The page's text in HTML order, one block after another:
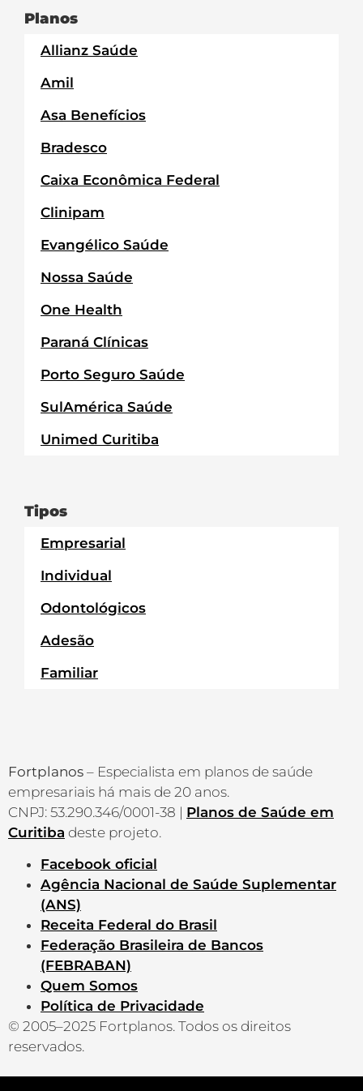
Planos
Allianz Saúde
Amil
Asa Benefícios
Bradesco
Caixa Econômica Federal
Clinipam
Evangélico Saúde
Nossa Saúde
One Health
Paraná Clínicas
Porto Seguro Saúde
SulAmérica Saúde
Unimed Curitiba
Tipos
Empresarial
Individual
Odontológicos
Adesão
Familiar
Fortplanos – Especialista em planos de saúde
empresariais há mais de 20 anos.
CNPJ: 53.290.346/0001-38 | Planos de Saúde em
Curitiba deste projeto.
Facebook oficial
Agência Nacional de Saúde Suplementar
(ANS)
Receita Federal do Brasil
Federação Brasileira de Bancos
(FEBRABAN)
Quem Somos
Política de Privacidade
© 2005–2025 Fortplanos. Todos os direitos
reservados.